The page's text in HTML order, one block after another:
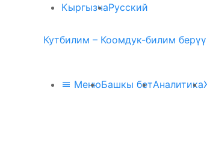
КыргызчаРусский
Кутбилим – Коомдук-билим
МенюБашкы бетАналитика